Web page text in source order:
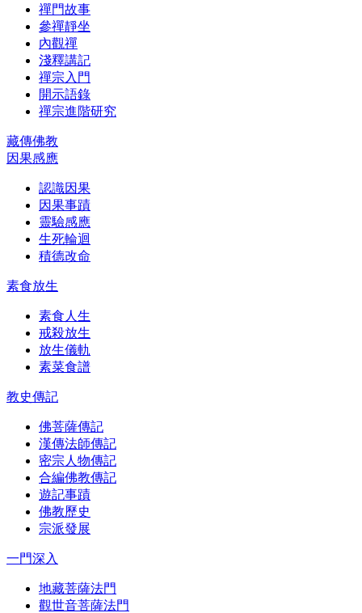
禪門故事
參禪靜坐
內觀禪
淺釋講記
禪宗入門
開示語錄
禪宗進階研究
藏傳佛教
因果感應
認識因果
因果事蹟
靈驗感應
生死輪迴
積德改命
素食放生
素食人生
戒殺放生
放生儀軌
素菜食譜
教史傳記
佛菩薩傳記
漢傳法師傳記
密宗人物傳記
合編佛教傳記
遊記事蹟
佛教歷史
宗派發展
一門深入
地藏菩薩法門
觀世音菩薩法門